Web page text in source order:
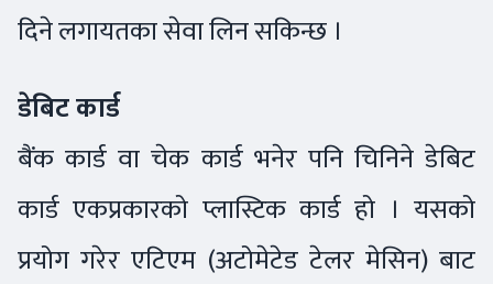
दिने लगायतका सेवा लिन सकिन्छ ।
डेबिट कार्ड
बैंक कार्ड वा चेक कार्ड भनेर पनि चिनिने डेबिट
कार्ड एकप्रकारको प्लास्टिक कार्ड हो । यसको
प्रयोग गरेर एटिएम (अटोमेटेड टेलर मेसिन) बाट